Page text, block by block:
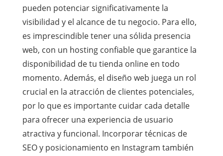
pueden potenciar significativamente la
visibilidad y el alcance de tu negocio. Para ello,
es imprescindible tener una sólida presencia
web, con un hosting confiable que garantice la
disponibilidad de tu tienda online en todo
momento. Además, el diseño web juega un rol
crucial en la atracción de clientes potenciales,
por lo que es importante cuidar cada detalle
para ofrecer una experiencia de usuario
atractiva y funcional. Incorporar técnicas de
SEO y posicionamiento en Instagram también